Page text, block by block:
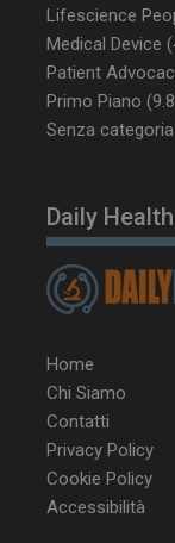
Lifescience
Medical Device
Patient
Primo Piano
Senza categoria
Daily
Home
Chi Siamo
Contatti
Privacy Policy
Cookie Policy
Accessibilità